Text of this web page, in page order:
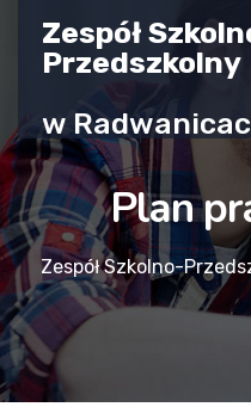
Zespół
Przedszkolny
w
Plan
Zespół Szkolno-